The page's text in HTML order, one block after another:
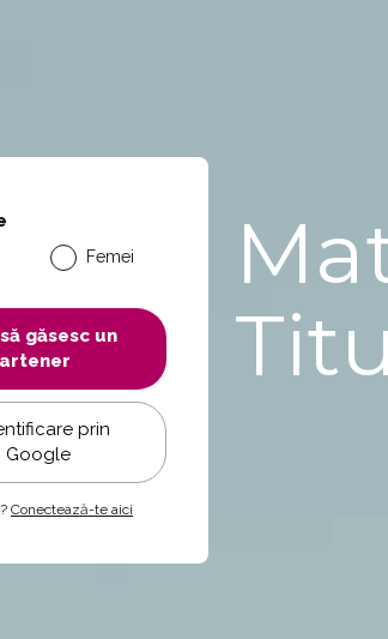
Femei
găsesc un
prin
Google
Conectează-te aici
Titu